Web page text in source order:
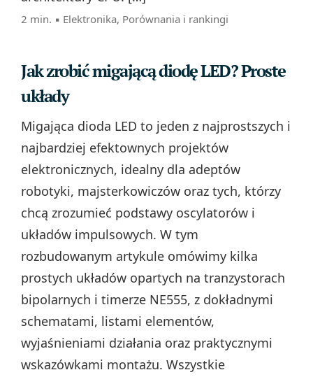
2 min. ▪ Elektronika, Porównania i rankingi
Jak zrobić migającą diodę LED? Proste
układy
Migająca dioda LED to jeden z najprostszych i
najbardziej efektownych projektów
elektronicznych, idealny dla adeptów
robotyki, majsterkowiczów oraz tych, którzy
chcą zrozumieć podstawy oscylatorów i
układów impulsowych. W tym
rozbudowanym artykule omówimy kilka
prostych układów opartych na tranzystorach
bipolarnych i timerze NE555, z dokładnymi
schematami, listami elementów,
wyjaśnieniami działania oraz praktycznymi
wskazówkami montażu. Wszystkie